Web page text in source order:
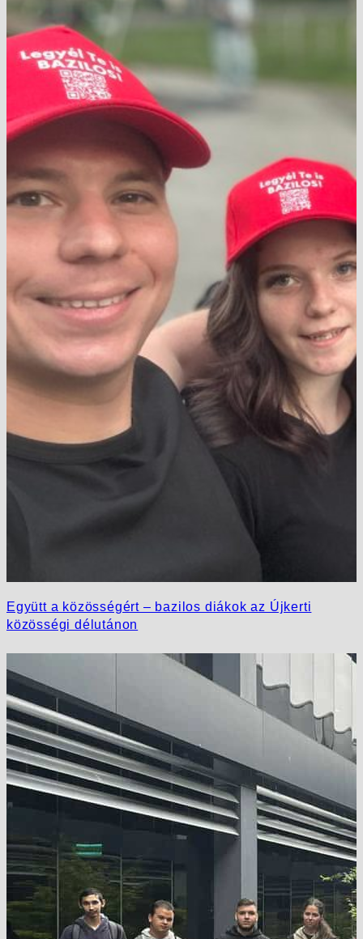
Együtt a közösségért – bazilos diákok az Újkerti
közösségi délutánon